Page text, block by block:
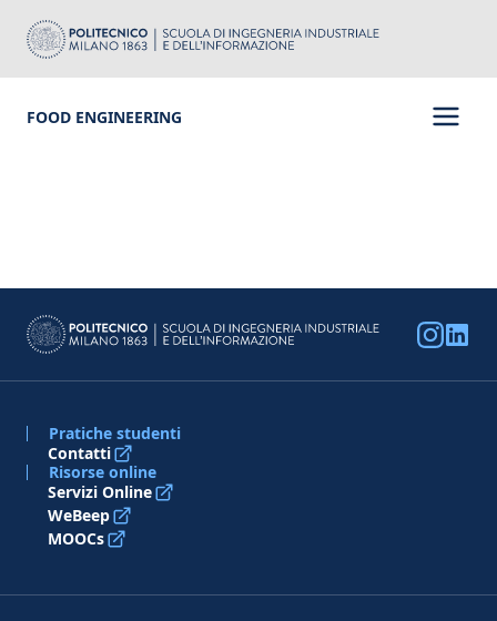
FOOD ENGINEERING
Pratiche studenti
Contatti
Risorse online
Servizi Online
WeBeep
MOOCs